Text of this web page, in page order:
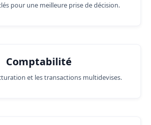
pour une meilleure prise de décision.
Comptabilité
et les transactions multidevises.